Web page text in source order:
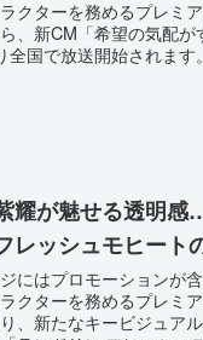
クターを務めるプレミ
、新CM「希望の気配
全国で放送開始されま
耀が魅せる透明
レッシュモヒート
にはプロモーションが
クターを務めるプレミ
、新たなキービジュア